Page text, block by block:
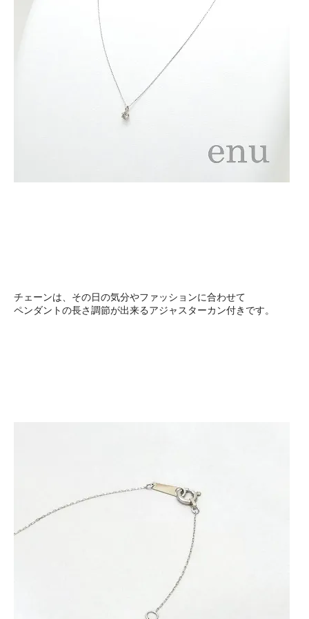
チェーンは、その日の気分やファッションに合わせて
ペンダントの長さ調節が出来るアジャスターカン付きです。